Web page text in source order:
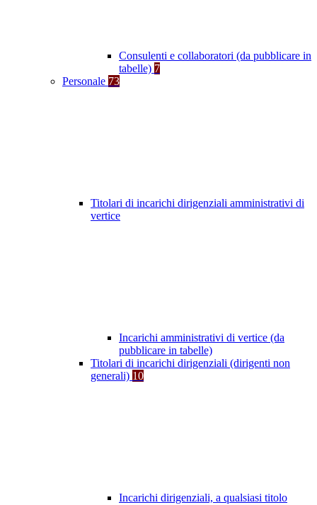
Consulenti e collaboratori (da pubblicare in
tabelle) 7
Personale 73
Titolari di incarichi dirigenziali amministrativi di
vertice
Incarichi amministrativi di vertice (da
pubblicare in tabelle)
Titolari di incarichi dirigenziali (dirigenti non
generali) 10
Incarichi dirigenziali, a qualsiasi titolo